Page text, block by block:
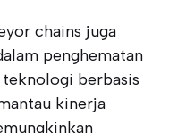
chains juga
penghematan
teknologi berbasis
kinerja